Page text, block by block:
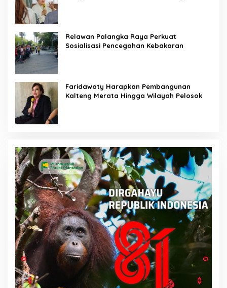
Relawan Palangka Raya Perkuat
Sosialisasi Pencegahan Kebakaran
Faridawaty Harapkan Pembangunan
Kalteng Merata Hingga Wilayah Pelosok